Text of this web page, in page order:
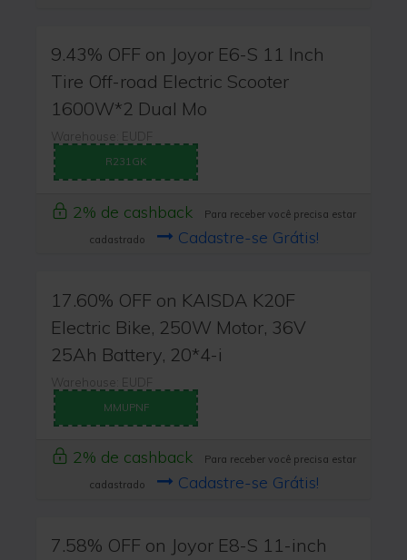
9.43% OFF on Joyor E6-S 11 Inch
Tire Off-road Electric Scooter
1600W*2 Dual Mo
Warehouse: EUDF
R231GK
2% de cashback
Para receber você precisa estar
cadastrado
Cadastre-se Grátis!
17.60% OFF on KAISDA K20F
Electric Bike, 250W Motor, 36V
25Ah Battery, 20*4-i
Warehouse: EUDF
MMUPNF
2% de cashback
Para receber você precisa estar
cadastrado
Cadastre-se Grátis!
7.58% OFF on Joyor E8-S 11-inch